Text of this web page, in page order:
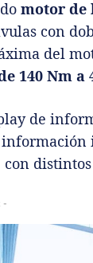
motor de
con
del
140 Nm a
de
-